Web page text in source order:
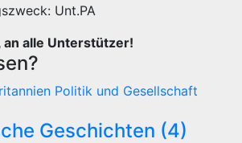
Unt.PA
an alle Unterstützer!
Politik und Gesellschaft
Geschichten (4)